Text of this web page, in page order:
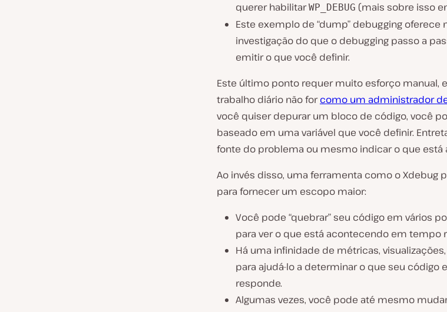
querer habilitarWP_DEBUG (mais sobre isso
Este exemplo de “dump” debugging oferece
investigação do que o debugging passo a
emitir o que você definir.
Este último ponto requer muito esforço manual,
trabalho diário não forcomo um administrador
você quiser depurar um bloco de código, você
baseado em uma variável que você definir.
fonte do problema ou mesmo indicar o que está
Ao invés disso, uma ferramenta como o Xdebug
para fornecer um escopo maior:
Você pode “quebrar” seu código em vários
para ver o que está acontecendo em tempo
Há uma infinidade de métricas,
para ajudá-lo a determinar o que seu código
responde.
Algumas vezes, você pode até mesmo